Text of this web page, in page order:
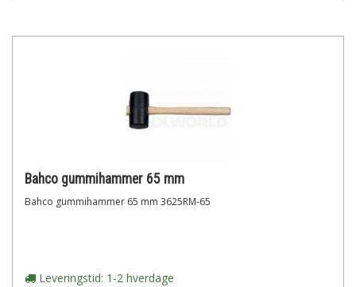
Bahco gummihammer 65 mm
Bahco gummihammer 65 mm 3625RM-65
Leveringstid: 1-2 hverdage